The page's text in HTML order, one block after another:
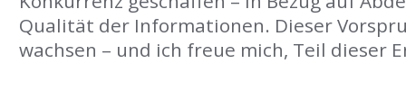
Qualität der Informationen. Dieser
wachsen – und ich freue mich, Teil dieser